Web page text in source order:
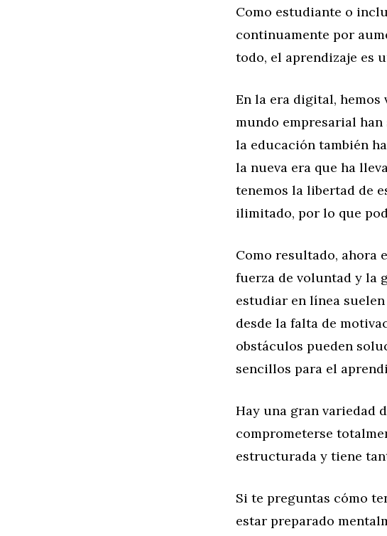
Como estudiante o
continuamente por
todo, el aprendizaje es
En la era digital, hemos
mundo empresarial
la educación también
la nueva era que ha
tenemos la libertad de
ilimitado, por lo que
Como resultado, ahora
fuerza de voluntad y la
estudiar en línea
desde la falta de
obstáculos pueden
sencillos para el
Hay una gran variedad
comprometerse
estructurada y tiene
Si te preguntas cómo
estar preparado